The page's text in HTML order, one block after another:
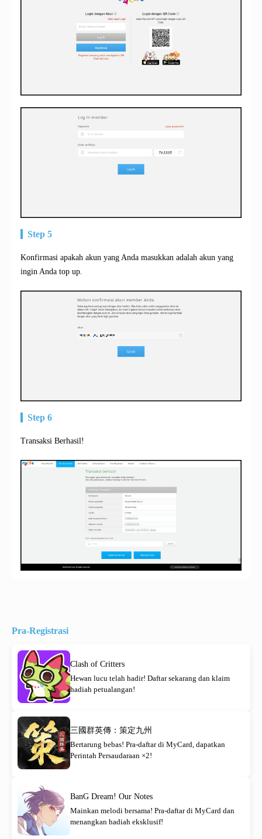
Step 5
Konfirmasi apakah akun yang Anda masukkan adalah akun yang
ingin Anda top up.
Step 6
Transaksi Berhasil!
Pra-Registrasi
Clash of Critters
Hewan lucu telah hadir! Daftar sekarang dan klaim
hadiah petualangan!
三國群英傳：策定九州
Bertarung bebas! Pra-daftar di MyCard, dapatkan
Perintah Persaudaraan ×2!
BanG Dream! Our Notes
Mainkan melodi bersama! Pra-daftar di MyCard dan
menangkan hadiah eksklusif!